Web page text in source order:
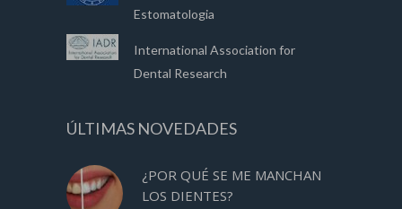
Estomatologia
International Association for
Dental Research
ÚLTIMAS NOVEDADES
¿POR QUÉ SE ME MANCHAN
LOS DIENTES?